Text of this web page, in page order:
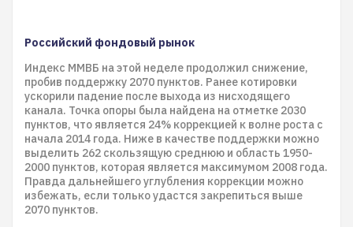
Российский фондовый рынок
Индекс ММВБ на этой неделе продолжил снижение,
пробив поддержку 2070 пунктов. Ранее котировки
ускорили падение после выхода из нисходящего
канала. Точка опоры была найдена на отметке 2030
пунктов, что является 24% коррекцией к волне роста с
начала 2014 года. Ниже в качестве поддержки можно
выделить 262 скользящую среднюю и область 1950-
2000 пунктов, которая является максимумом 2008 года.
Правда дальнейшего углубления коррекции можно
избежать, если только удастся закрепиться выше
2070 пунктов.